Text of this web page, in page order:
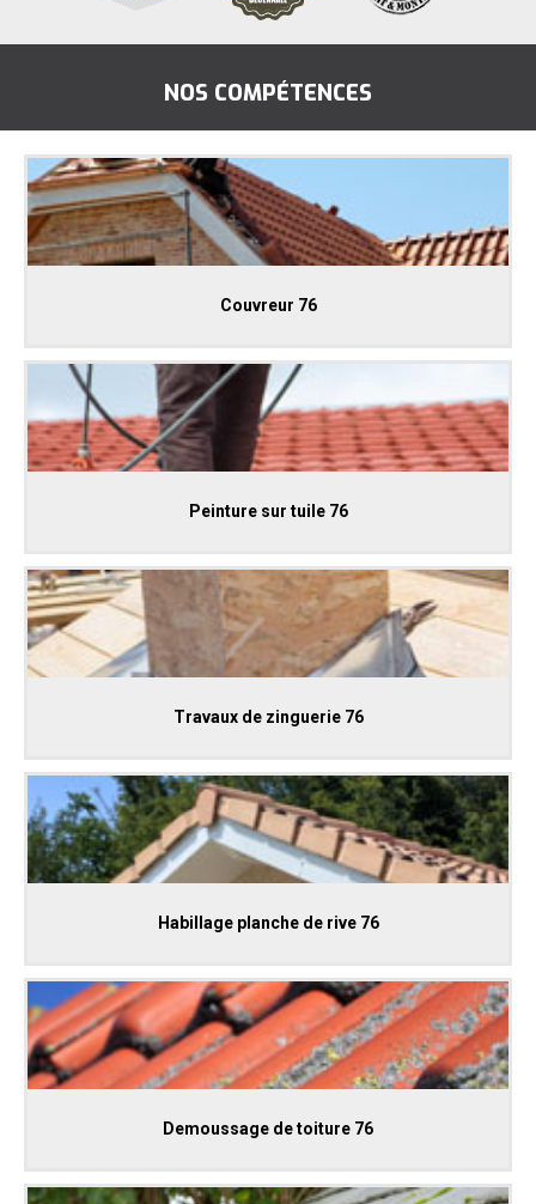
NOS COMPÉTENCES
Couvreur 76
Peinture sur tuile 76
Travaux de zinguerie 76
Habillage planche de rive 76
Demoussage de toiture 76